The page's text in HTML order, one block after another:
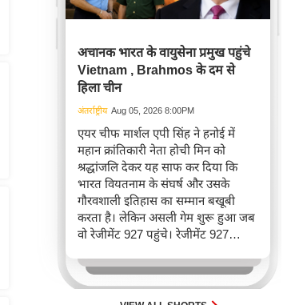
अचानक भारत के वायुसेना प्रमुख पहुंचे
Vietnam , Brahmos के दम से
हिला चीन
अंतर्राष्ट्रीय Aug 05, 2026 8:00PM
एयर चीफ मार्शल एपी सिंह ने हनोई में
महान क्रांतिकारी नेता होची मिन को
श्रद्धांजलि देकर यह साफ कर दिया कि
भारत वियतनाम के संघर्ष और उसके
गौरवशाली इतिहास का सम्मान बखूबी
करता है। लेकिन असली गेम शुरू हुआ जब
वो रेजीमेंट 927 पहुंचे। रेजीमेंट 927
एयर चीफ ने सीधे वियतनामी फाइटर
पायलट से बातचीत की। वियतनाम भी सुई
30 एम के भी उड़ाता है और भारत के पास